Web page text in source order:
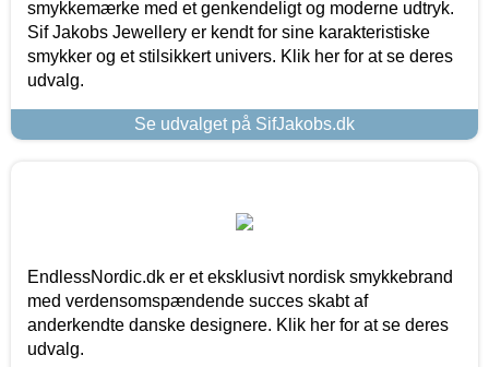
smykkemærke med et genkendeligt og moderne udtryk.
Sif Jakobs Jewellery er kendt for sine karakteristiske
smykker og et stilsikkert univers. Klik her for at se deres
udvalg.
Se udvalget på SifJakobs.dk
EndlessNordic.dk er et eksklusivt nordisk smykkebrand
med verdensomspændende succes skabt af
anderkendte danske designere. Klik her for at se deres
udvalg.